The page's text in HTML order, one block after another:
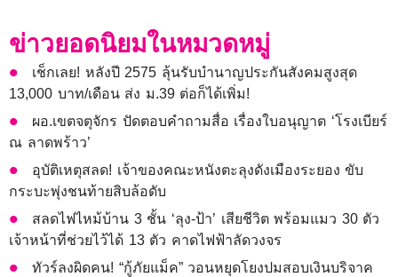
ข่าวยอดนิยมในหมวดหมู่
เช็กเลย! หลังปี 2575 ลุ้นรับบำนาญประกันสังคมสูงสุด
13,000 บาท/เดือน ส่ง ม.39 ต่อก็ได้เพิ่ม!
ผอ.เขตจตุจักร ปัดตอบคำถามสื่อ เรื่องใบอนุญาต ‘โรงเบียร์
ณ ลาดพร้าว’
อุบัติเหตุสลด! เจ้าของคณะหนังตะลุงดังเมืองระยอง ขับ
กระบะพุ่งชนท้ายสิบล้อดับ
สลดไฟไหม้บ้าน 3 ชั้น ‘ลุง-ป้า’ เสียชีวิต พร้อมแมว 30 ตัว
เจ้าหน้าที่ช่วยไว้ได้ 13 ตัว คาดไฟฟ้าลัดวงจร
ทัวร์ลงผิดคน! “กู้ภัยแม็ค” วอนหยุดโยงปมสอบเงินบริจาค